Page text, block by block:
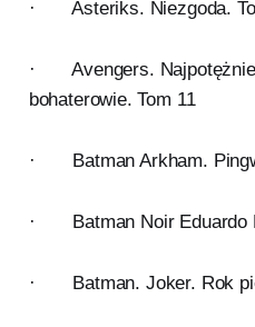
· Asteriks. Niezgoda.
· Avengers.
bohaterowie. Tom 11
· Batman Arkham.
· Batman Noir Eduardo
· Batman. Joker. Rok